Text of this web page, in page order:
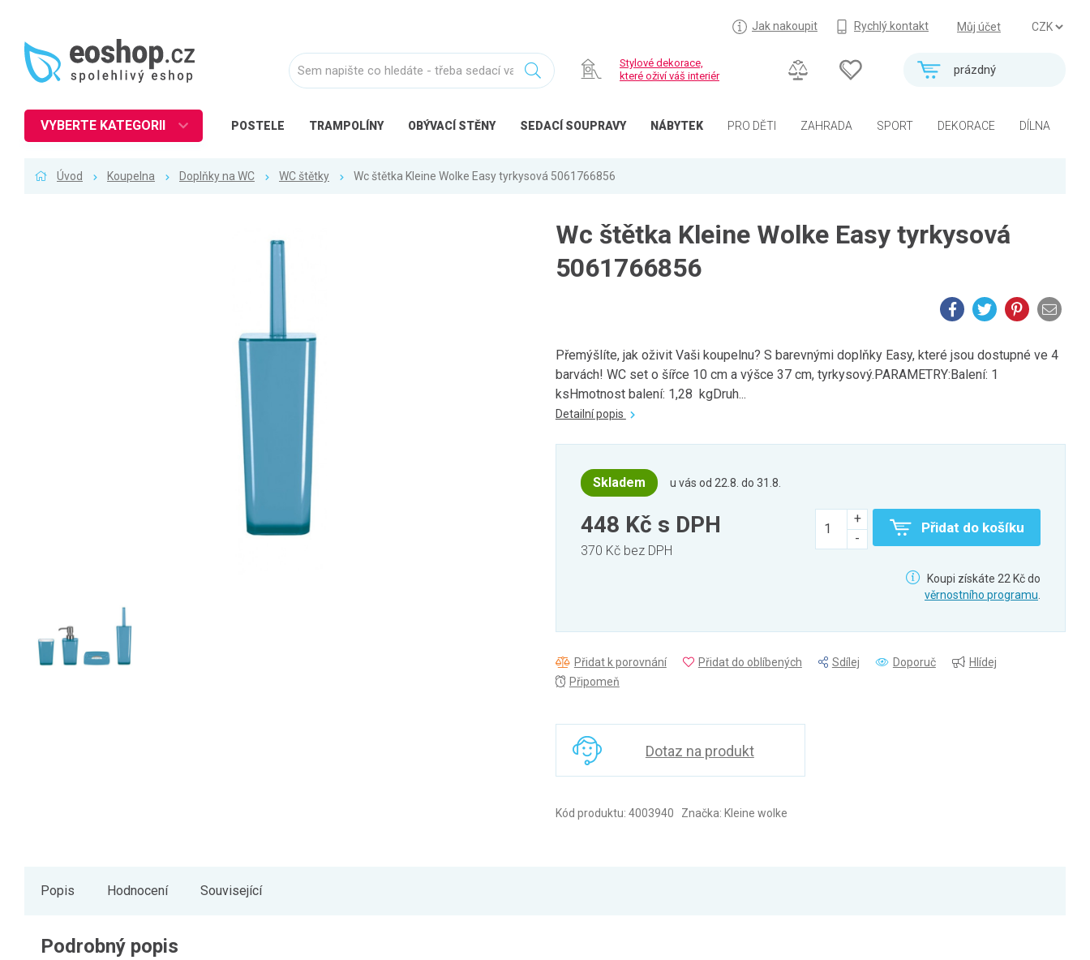
Můj účet
Jak nakoupit Rychlý kontakt
prázdný
Stylové dekorace,
které oživí váš interiér
POSTELE TRAMPOLÍNY OBÝVACÍ STĚNY SEDACÍ SOUPRAVY NÁBYTEK PRO DĚTI ZAHRADA SPORT DEKORACE DÍLNA
VYBERTE KATEGORII
Sport, outdoor
Všechny kategorie
Úvod Koupelna Doplňky na WC WC štětky Wc štětka Kleine Wolke Easy tyrkysová 5061766856
Wc štětka Kleine Wolke Easy tyrkysová
5061766856
Přemýšlíte, jak oživit Vaši koupelnu? S barevnými doplňky Easy, které jsou dostupné ve 4
barvách! WC set o šířce 10 cm a výšce 37 cm, tyrkysový.PARAMETRY:Balení: 1
ksHmotnost balení: 1,28 kgDruh...
Detailní popis
Skladem u vás od 22.8. do 31.8.
448 Kč s DPH
370 Kč bez DPH
Přidat do košíku
Koupi získáte 22 Kč do
věrnostního programu
Přidat k porovnání Přidat do oblíbených Sdílej Doporuč
Hlídej
Připomeň
Dotaz na produkt
Kód produktu: 4003940 Značka: Kleine wolke
Popis Hodnocení Související
Podrobný popis